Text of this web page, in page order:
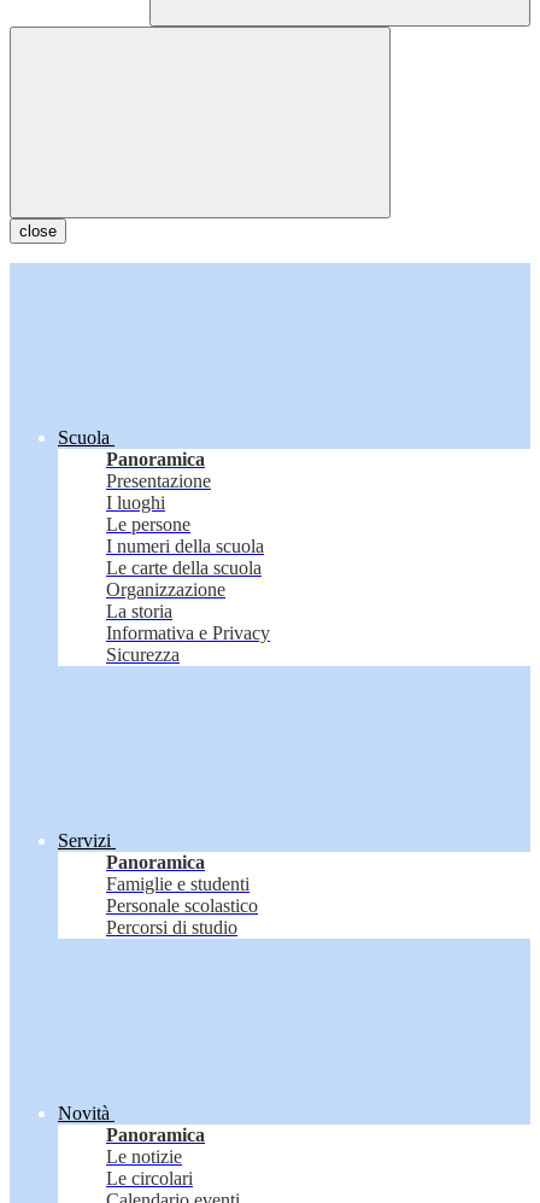
close
Scuola
Panoramica
Presentazione
I luoghi
Le persone
I numeri della scuola
Le carte della scuola
Organizzazione
La storia
Informativa e Privacy
Sicurezza
Servizi
Panoramica
Famiglie e studenti
Personale scolastico
Percorsi di studio
Novità
Panoramica
Le notizie
Le circolari